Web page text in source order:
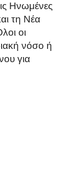
Ηνωμένες
τη Νέα
οι
νόσο ή
για